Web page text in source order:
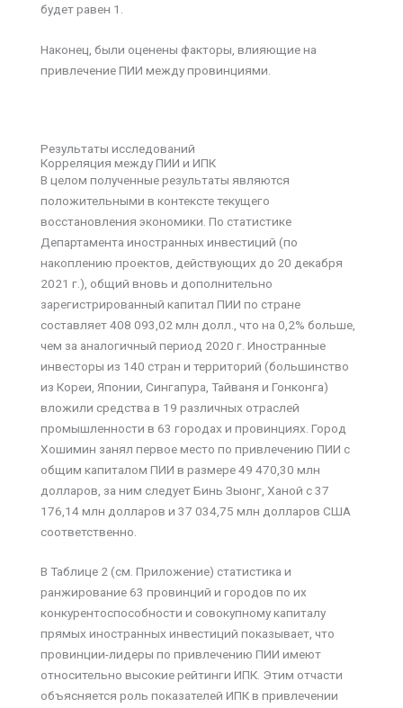
будет равен 1.
Наконец, были оценены факторы, влияющие на
привлечение ПИИ между провинциями.
Результаты исследований
Корреляция между ПИИ и ИПК
В целом полученные результаты являются
положительными в контексте текущего
восстановления экономики. По статистике
Департамента иностранных инвестиций (по
накоплению проектов, действующих до 20 декабря
2021 г.), общий вновь и дополнительно
зарегистрированный капитал ПИИ по стране
составляет 408 093,02 млн долл., что на 0,2% больше,
чем за аналогичный период 2020 г. Иностранные
инвесторы из 140 стран и территорий (большинство
из Кореи, Японии, Сингапура, Тайваня и Гонконга)
вложили средства в 19 различных отраслей
промышленности в 63 городах и провинциях. Город
Хошимин занял первое место по привлечению ПИИ с
общим капиталом ПИИ в размере 49 470,30 млн
долларов, за ним следует Бинь Зыонг, Ханой с 37
176,14 млн долларов и 37 034,75 млн долларов США
соответственно.
В Таблице 2 (см. Приложение) статистика и
ранжирование 63 провинций и городов по их
конкурентоспособности и совокупному капиталу
прямых иностранных инвестиций показывает, что
провинции-лидеры по привлечению ПИИ имеют
относительно высокие рейтинги ИПК. Этим отчасти
объясняется роль показателей ИПК в привлечении